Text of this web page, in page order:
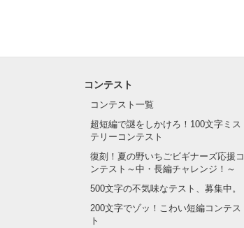
コンテスト
コンテスト一覧
超短編で謎をしかけろ！100文字ミス
テリーコンテスト
復刻！夏の野いちごビギナーズ応援コ
ンテスト～中・長編チャレンジ！～
500文字の不気味なテスト、募集中。
200文字でゾッ！こわい短編コンテス
ト